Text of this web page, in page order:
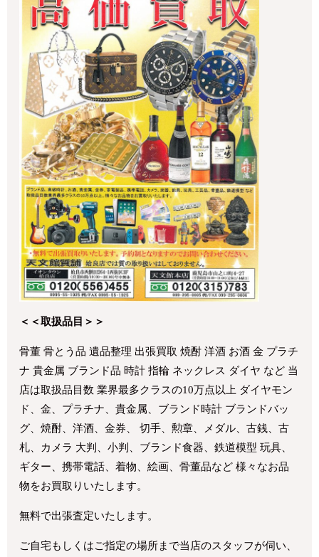
＜＜取扱品目＞＞
骨董 骨とう品 遺品整理 出張買取 焼酎 洋酒 お酒 金 プラチ
ナ 貴金属 ブランド品 時計 指輪 ネックレス ダイヤ など 当
店は取扱品目数 業界最多クラスの10万点以上 ダイヤモン
ド、金、プラチナ、貴金属、ブランド時計 ブランドバッ
グ、焼酎、洋酒、金券、 切手、勲章、メダル、古銭、古
札、カメラ 大判、小判、ブランド食器、鉄道模型 玩具、
ギター、携帯電話、着物、絵画、骨董品など 様々なお品
物をお買取りいたします。
無料で出張査定いたします。
ご自宅もしくはご指定の場所まで当店のスタッフが伺い、